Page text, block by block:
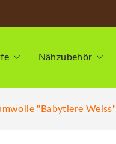
Nähzubehör
"Babytiere Weiss"